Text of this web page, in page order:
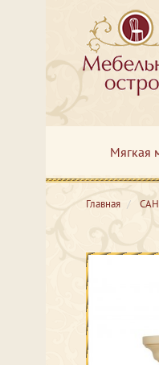
Мягкая
Главная